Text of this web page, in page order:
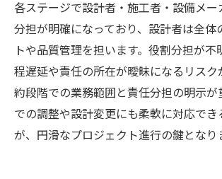
各ステージで設計者・施工者・設備メー
分担が明確になっており、設計者は全体
トや品質管理を担います。役割分担が不
程遅延や責任の所在が曖昧になるリス
約段階での業務範囲と責任分担の明示が
での調整や設計変更にも柔軟に対応でき
が、円滑なプロジェクト進行の鍵となり